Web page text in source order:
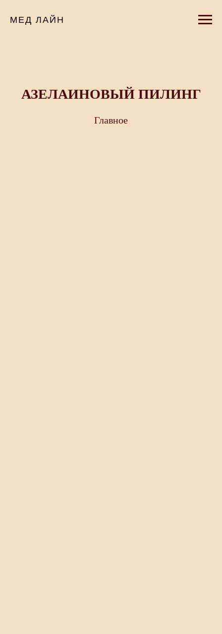
МЕД ЛАЙН
АЗЕЛАИНОВЫЙ ПИЛИНГ
Главное